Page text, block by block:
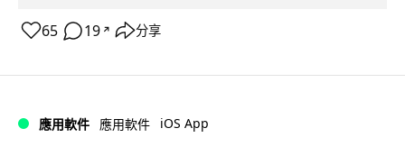
65 19 ↗ 分享
應用軟件 應用軟件 iOS App